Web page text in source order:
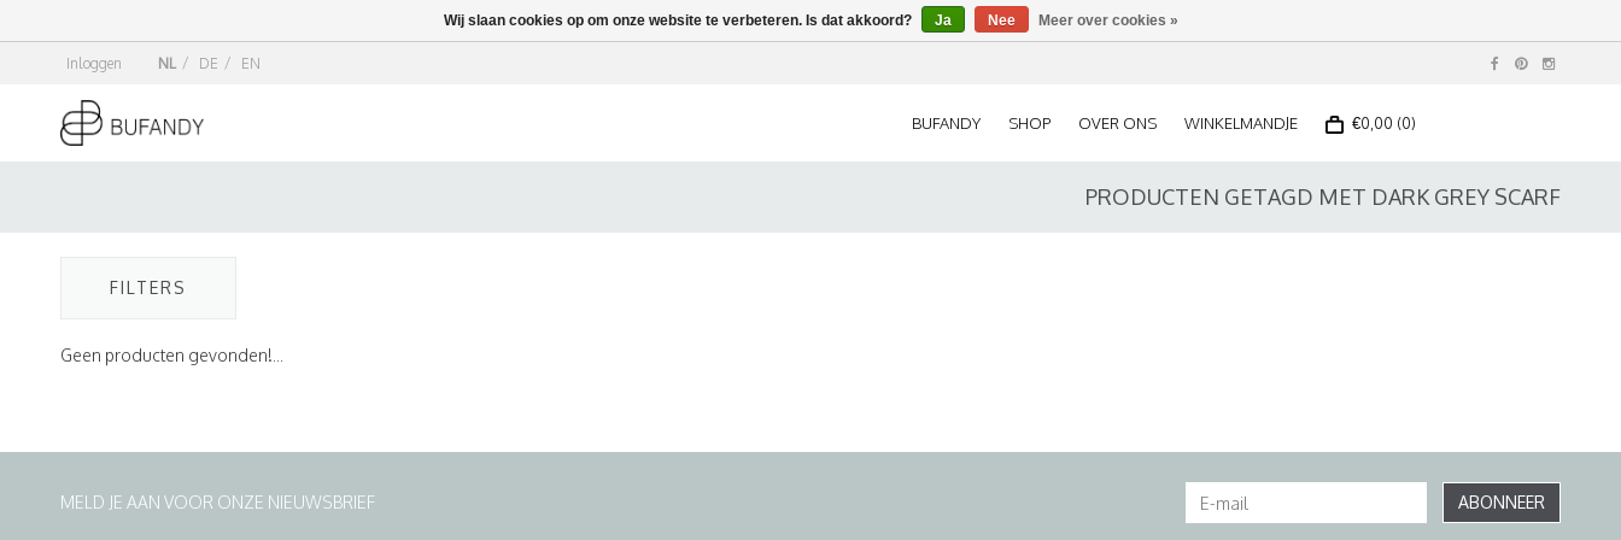
Inloggen NL / DE / EN
BUFANDY SHOP OVER ONS WINKELMANDJE €0,00 (0)
PRODUCTEN GETAGD MET DARK GREY SCARF
FILTERS
Geen producten gevonden!...
MELD JE AAN VOOR ONZE NIEUWSBRIEF ABONNEER
Wij slaan cookies op om onze website te verbeteren. Is dat akkoord? Ja Nee Meer over cookies »